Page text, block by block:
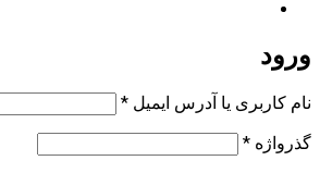
ورود
نام کاربری یا آدرس ایمیل *الزامی
گذرواژه *الزامی